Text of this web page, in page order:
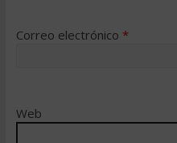
Correo electrónico *
Web